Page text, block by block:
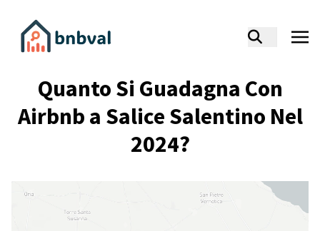
Quanto Si Guadagna Con
Airbnb a Salice Salentino Nel
2024?